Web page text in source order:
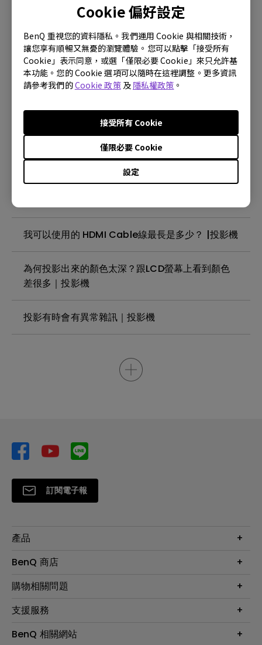
Cookie 偏好設定
BenQ 重視您的資料隱私。我們運用 Cookie 與相關技術，
讓您享有順暢又無憂的瀏覽體驗。您可以點擊「接受所有
Cookie」表示同意，或選「僅限必要 Cookie」來只允許基
本功能。您的 Cookie 選項可以隨時在這裡調整。更多資訊
請參考我們的Cookie 政策及 隱私權政策 。
設定
僅限必要 Cookie
接受所有 Cookie
自動畫面對齊功能無法運作，該怎麼處理？
投影機支援第三方 Wi-Fi 無線網卡嗎？| 投影機
投影機無法檢測到 4K，我該如何解決？| 投影機
投影機是否有像我的電視一樣支援被動偏光眼鏡觀
我可以使用的 HDMI Cable線最長是多少？ |投影機
為何投影出來的顏色太深？跟LCD螢幕上看到顏色
差很多｜投影機
投影有時會有異常雜訊｜投影機
訂閱電子報
產品
大型液晶
投影機
智慧照明
專業拍物視訊鏡頭
BenQ 商店
最新產品與活動
尋找銷售據點
會員綁定LINE教學
購物相關問題
第一次購物就上手
延長保固購買
支援服務
服務公告
BenQ 相關網站